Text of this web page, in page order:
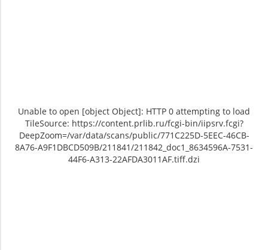
Unable to open [object Object]: HTTP 0 attempting to load
TileSource: https://content.prlib.ru/fcgi-bin/iipsrv.fcgi?
DeepZoom=/var/data/scans/public/771C225D-5EEC-46CB-
8A76-A9F1DBCD509B/211841/211842_doc1_8634596A-7531-
44F6-A313-22AFDA3011AF.tiff.dzi